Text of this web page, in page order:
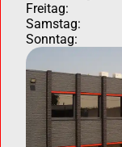
Freitag:
Samstag:
Sonntag: